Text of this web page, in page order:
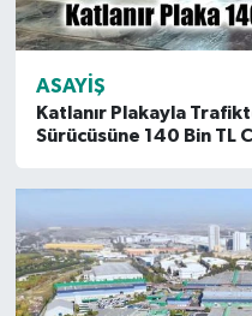
ASAYIŞ
Katlanır Plakayla
Sürücüsüne 140 Bin TL